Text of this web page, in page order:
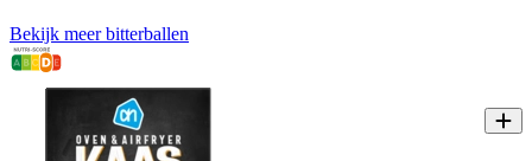
Bekijk meer bitterballen